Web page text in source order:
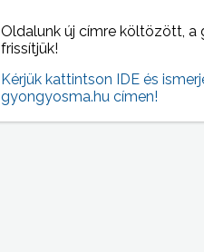
Szlovák
Oldalunk új címre költözött,
frissítjük!
Kérjük kattintson IDE és
gyongyosma.hu címen!